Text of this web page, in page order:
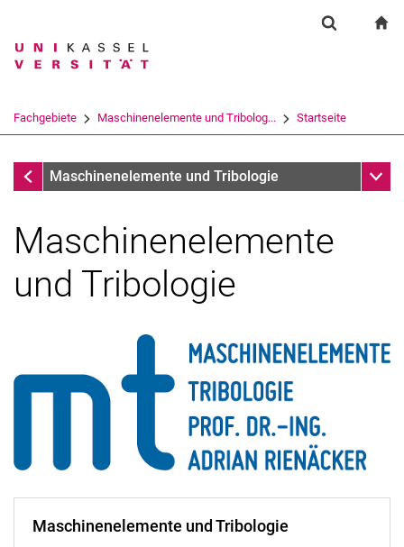
Springe direkt zu: Inhalt
Springe direkt zu: Suche
Springe direkt zu:
Suchbegriff
Suchen (öffnet externen Link in einem
Fachgebiete Maschinenelemente und Tribolog... Startseite
Fachgebiete
Maschinenelemente und Tribologie
Profil
Maschinenelemente
und Tribologie
Maschinenelemente und Tribologie